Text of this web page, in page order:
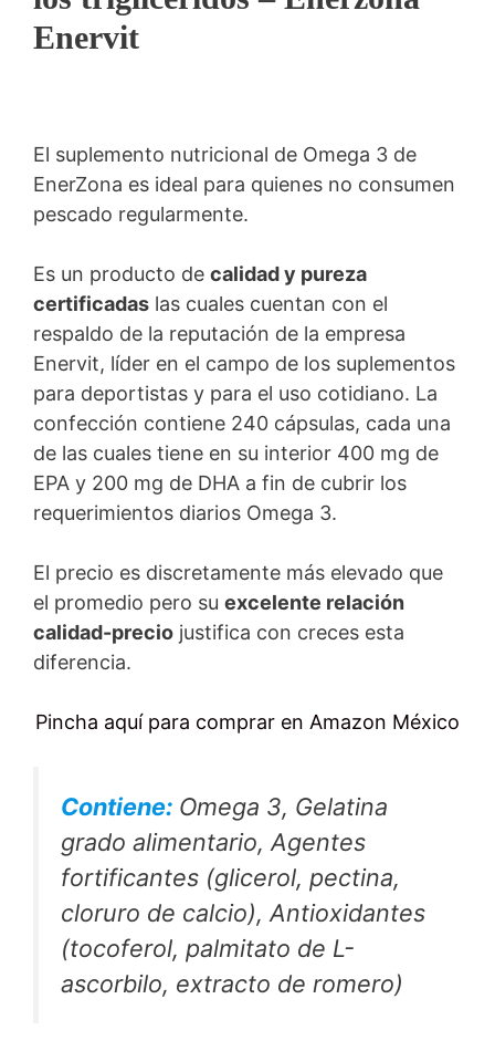
Enervit
El suplemento nutricional de Omega 3 de
EnerZona es ideal para quienes no consumen
pescado regularmente.
Es un producto de calidad y pureza
certificadas las cuales cuentan con el
respaldo de la reputación de la empresa
Enervit, líder en el campo de los suplementos
para deportistas y para el uso cotidiano. La
confección contiene 240 cápsulas, cada una
de las cuales tiene en su interior 400 mg de
EPA y 200 mg de DHA a fin de cubrir los
requerimientos diarios Omega 3.
El precio es discretamente más elevado que
el promedio pero su excelente relación
calidad-precio justifica con creces esta
diferencia.
Pincha aquí para comprar en Amazon México
Contiene: Omega 3, Gelatina
grado alimentario, Agentes
fortificantes (glicerol, pectina,
cloruro de calcio), Antioxidantes
(tocoferol, palmitato de L-
ascorbilo, extracto de romero)